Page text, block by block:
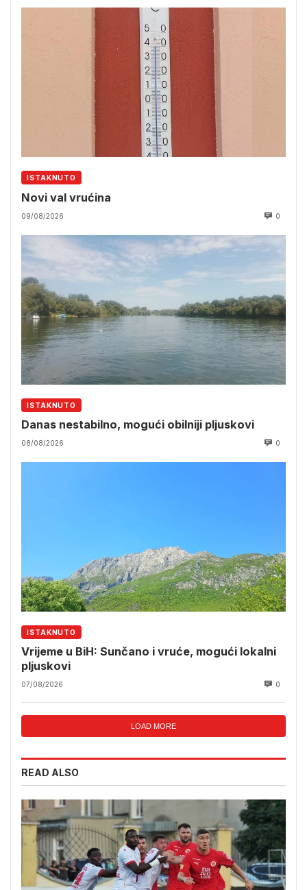
ISTAKNUTO
Novi val vrućina
09/08/2026 0
ISTAKNUTO
Danas nestabilno, mogući obilniji pljuskovi
08/08/2026 0
ISTAKNUTO
Vrijeme u BiH: Sunčano i vruće, mogući lokalni
pljuskovi
07/08/2026 0
LOAD MORE
READ ALSO